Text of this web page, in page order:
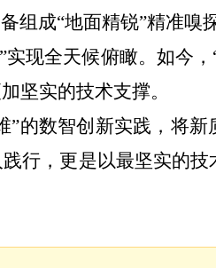
组成“地面精锐”精准嗅
现全天候俯瞰。如今
坚实的技术支撑。
”的数智创新实践，将
行，更是以最坚实的技